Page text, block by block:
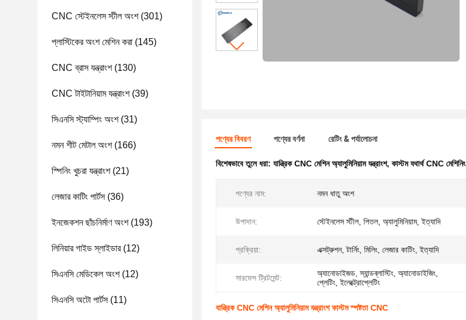
CNC স্টেইনলেস স্টীল অংশ(301)
প্লাস্টিকের অংশ মেশিন করা (145)
CNC ব্রাস যন্ত্রাংশ(130)
CNC টাইটানিয়াম যন্ত্রাংশ(39)
সিএনসি স্ট্যাম্পিং অংশ(31)
নমন শীট মেটাল অংশ(166)
স্পিনিং খুচরা যন্ত্রাংশ(21)
লেজার কাটিং পার্টস(36)
ইনজেকশন ছাঁচনির্মাণ অংশ(193)
লিনিয়ার গাইড স্লাইডার(12)
সিএনসি মেডিকেল অংশ(12)
সিএনসি অটো পার্টস(11)
পণ্যের বিবরণ পণ্যের বর্ণনা রেটিং & পর্যালোচনা
বিশেষভাবে তুলে ধরা: যান্ত্রিক CNC মেশিন অ্যালুমিনিয়াম যন্ত্রাংশ, কাস্টম যথার্থ CNC মেশিনিং
পণ্যের নাম: নমন ধাতু অংশ
উপাদান: স্টেইনলেস স্টীল, পিতল, অ্যালুমিনিয়াম, ইত্যাদি
প্রক্রিয়া: এক্সট্রুশন, টার্নিং, মিলিং, লেজার কাটিং, ইত্যাদি
সারফেস ট্রিটমেন্ট:
অ্যানোডাইজড, স্যান্ডব্লাস্টিং, অ্যানোডাইজিং,
প্লেটিং, ইলেক্ট্রোপ্লেটিং
যান্ত্রিক CNC মেশিন অ্যালুমিনিয়াম যন্ত্রাংশ কাস্টম স্পষ্টতা CNC